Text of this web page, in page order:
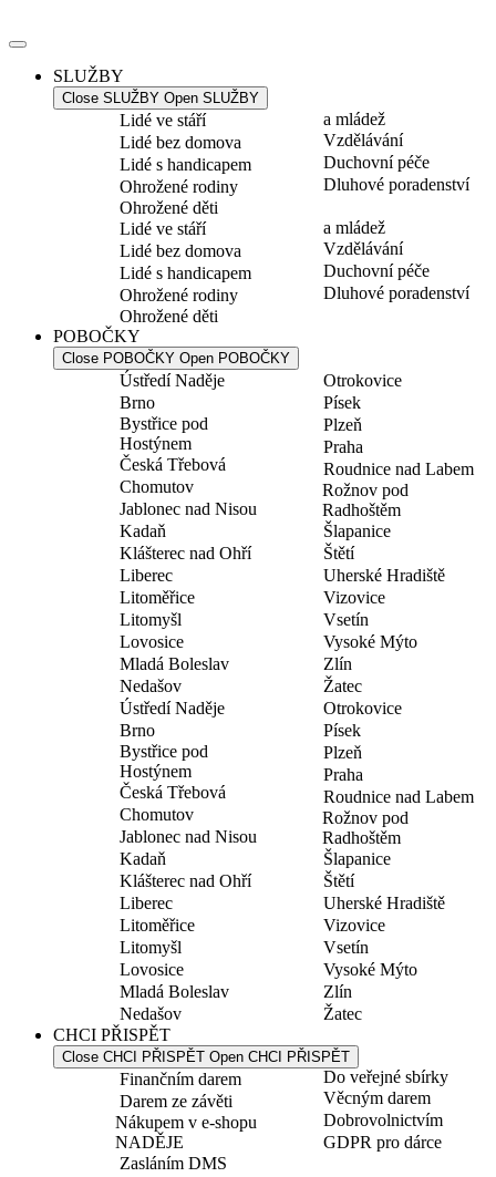
k
SLUŽBY
Close SLUŽBY Open SLUŽBY
Lidé ve stáří
Lidé bez domova
Lidé s handicapem
Ohrožené rodiny
Ohrožené děti
a mládež
Vzdělávání
Duchovní péče
Dluhové poradenství
Lidé ve stáří
Lidé bez domova
Lidé s handicapem
Ohrožené rodiny
Ohrožené děti
a mládež
Vzdělávání
Duchovní péče
Dluhové poradenství
POBOČKY
Close POBOČKY Open POBOČKY
Ústředí Naděje
Brno
Bystřice pod
Hostýnem
Česká Třebová
Chomutov
Jablonec nad Nisou
Kadaň
Klášterec nad Ohří
Liberec
Litoměřice
Litomyšl
Lovosice
Mladá Boleslav
Nedašov
Otrokovice
Písek
Plzeň
Praha
Roudnice nad Labem
Rožnov pod
Radhoštěm
Šlapanice
Štětí
Uherské Hradiště
Vizovice
Vsetín
Vysoké Mýto
Zlín
Žatec
Ústředí Naděje
Brno
Bystřice pod
Hostýnem
Česká Třebová
Chomutov
Jablonec nad Nisou
Kadaň
Klášterec nad Ohří
Liberec
Litoměřice
Litomyšl
Lovosice
Mladá Boleslav
Nedašov
Otrokovice
Písek
Plzeň
Praha
Roudnice nad Labem
Rožnov pod
Radhoštěm
Šlapanice
Štětí
Uherské Hradiště
Vizovice
Vsetín
Vysoké Mýto
Zlín
Žatec
CHCI PŘISPĚT
Close CHCI PŘISPĚT Open CHCI PŘISPĚT
Finančním darem
Darem ze závěti
Nákupem v e-shopu
NADĚJE
Zasláním DMS
Do veřejné sbírky
Věcným darem
Dobrovolnictvím
GDPR pro dárce